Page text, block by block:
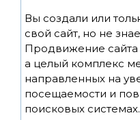
Вы создали или
свой сайт, но не
Продвижение сайта
а целый комплекс
направленных на
посещаемости и
поисковых системах.